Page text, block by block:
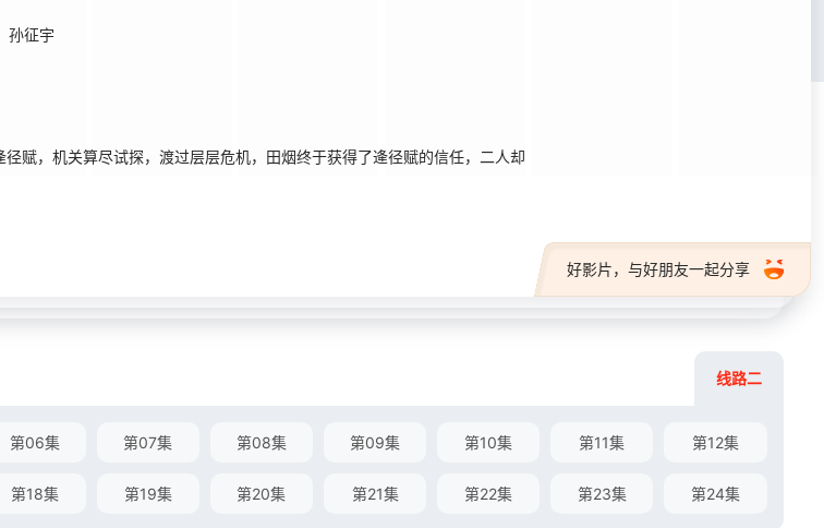
孙征宇
赋，机关算尽试探，渡过层层危机，田烟终于获得了逄径赋的信任，二人却
好影片，与好朋友一起分享
线路二
第06集 第07集 第08集 第09集 第10集 第11集 第12集
第18集 第19集 第20集 第21集 第22集 第23集 第24集